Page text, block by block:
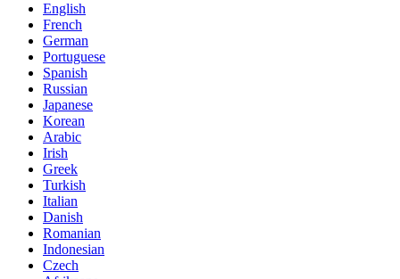
English
French
German
Portuguese
Spanish
Russian
Japanese
Korean
Arabic
Irish
Greek
Turkish
Italian
Danish
Romanian
Indonesian
Czech